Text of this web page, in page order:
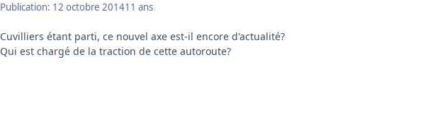
Publication: 12 octobre 201411 ans
Cuvilliers étant parti, ce nouvel axe est-il encore d'actualité?
Qui est chargé de la traction de cette autoroute?